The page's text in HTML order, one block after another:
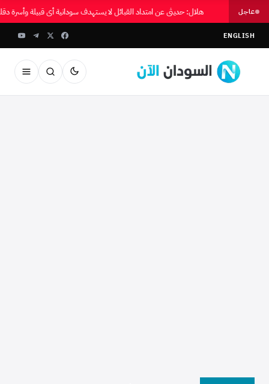
عاجل هلال: حديثي عن امتداد القبائل لا يستهدف سودانية أي قبيلة وأسرة
ENGLISH